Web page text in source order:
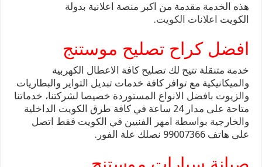
هذه الخدمة مقدمة من اكبر منصة اعلانية بدولة
الكويت اعلانات الكويت.
افضل كراح تصليح موستنج
خدمة متنقلة تتيح لك تصليح كافة الاعطال الكهربية
والميكانيكية مع توافر كافة خدمات تبديل التواير والبطاريات
والزيوت بافضل الانواع المستوردة خصيصا لشركتنا، خدماتنا
متاحة على مدار 24 ساعة في كافة طرق الكويت الداخلية
والخارجية بواسطة امهر الفنيين في الكويت فقط اتصل
على هاتف 99007366 نصلك علة الفور.